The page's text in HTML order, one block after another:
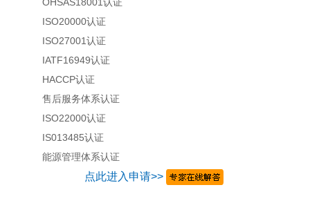
ISO20000认证
ISO27001认证
IATF16949认证
HACCP认证
售后服务体系认证
ISO22000认证
IS013485认证
能源管理体系认证
点此进入申请>>